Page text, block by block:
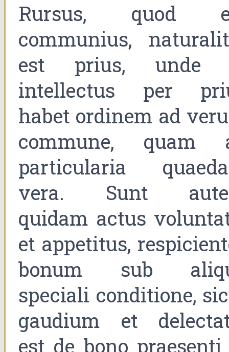
Rursus, quod
communius,
est prius, unde
intellectus per
habet ordinem ad
commune, quam
particularia
vera. Sunt
quidam actus
et appetitus,
bonum sub
speciali conditione,
gaudium et
est de bono praesenti